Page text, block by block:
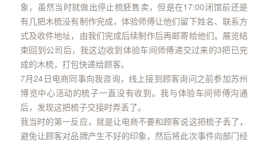
象，虽然当时就做出停止梳胚售卖，但是在17:00闭馆前还是
有几把木梳没有制作完成，体验师傅让他们留下姓名、联系方
式及收件地址，由我们完成后续制作后再邮寄给他们。展览结
束回到公司后，我这边收到体验车间师傅递交过来的3把已完
成的木梳，打包快递给顾客。
7月24日电商同事向我咨询，线上接到顾客询问之前参加苏州
博览中心活动的梳子一直没有收到。我与体验车间师傅沟通
后，发现这把梳子交接时弄丢了。
我当时的第一反应，就是让电商不要和顾客说这把梳子丢了，
避免让顾客对品牌产生不好的印象，然后将此次事件向部门经